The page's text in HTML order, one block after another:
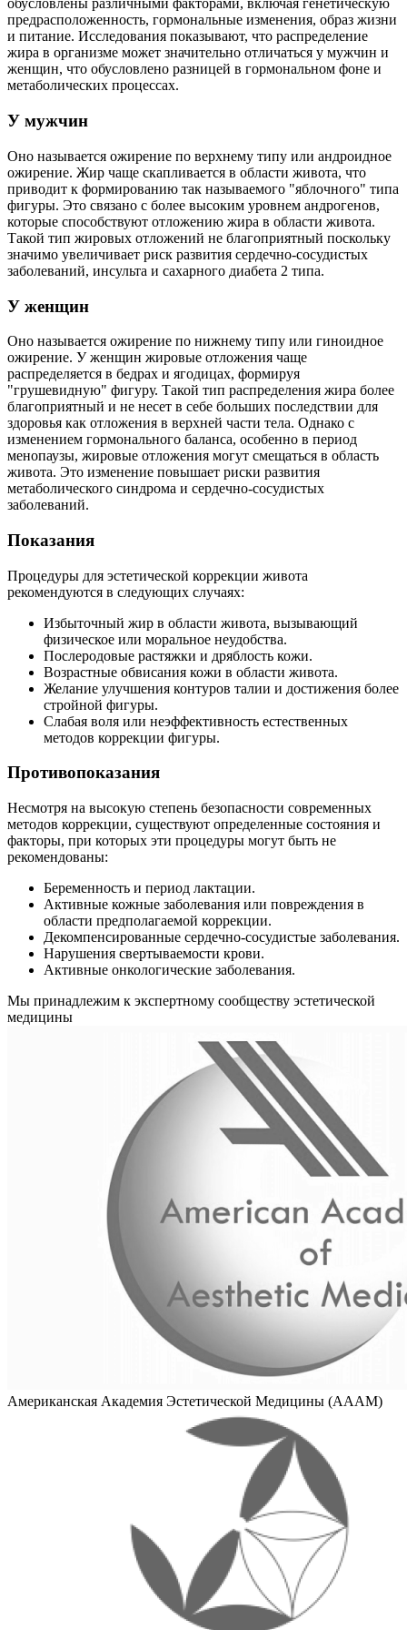
обусловлены различными факторами, включая генетическую
предрасположенность, гормональные изменения, образ жизни
и питание. Исследования показывают, что распределение
жира в организме может значительно отличаться у мужчин и
женщин, что обусловлено разницей в гормональном фоне и
метаболических процессах.
У мужчин
Оно называется ожирение по верхнему типу или андроидное
ожирение. Жир чаще скапливается в области живота, что
приводит к формированию так называемого "яблочного" типа
фигуры. Это связано с более высоким уровнем андрогенов,
которые способствуют отложению жира в области живота.
Такой тип жировых отложений не благоприятный поскольку
значимо увеличивает риск развития сердечно-сосудистых
заболеваний, инсульта и сахарного диабета 2 типа.
У женщин
Оно называется ожирение по нижнему типу или гиноидное
ожирение. У женщин жировые отложения чаще
распределяется в бедрах и ягодицах, формируя
"грушевидную" фигуру. Такой тип распределения жира более
благоприятный и не несет в себе больших последствии для
здоровья как отложения в верхней части тела. Однако с
изменением гормонального баланса, особенно в период
менопаузы, жировые отложения могут смещаться в область
живота. Это изменение повышает риски развития
метаболического синдрома и сердечно-сосудистых
заболеваний.
Показания
Процедуры для эстетической коррекции живота
рекомендуются в следующих случаях:
Избыточный жир в области живота, вызывающий
физическое или моральное неудобства.
Послеродовые растяжки и дряблость кожи.
Возрастные обвисания кожи в области живота.
Желание улучшения контуров талии и достижения более
стройной фигуры.
Слабая воля или неэффективность естественных
методов коррекции фигуры.
Противопоказания
Несмотря на высокую степень безопасности современных
методов коррекции, существуют определенные состояния и
факторы, при которых эти процедуры могут быть не
рекомендованы:
Беременность и период лактации.
Активные кожные заболевания или повреждения в
области предполагаемой коррекции.
Декомпенсированные сердечно-сосудистые заболевания.
Нарушения свертываемости крови.
Активные онкологические заболевания.
Мы принадлежим к экспертному сообществу эстетической
медицины
Американская Академия Эстетической Медицины (AAAM)